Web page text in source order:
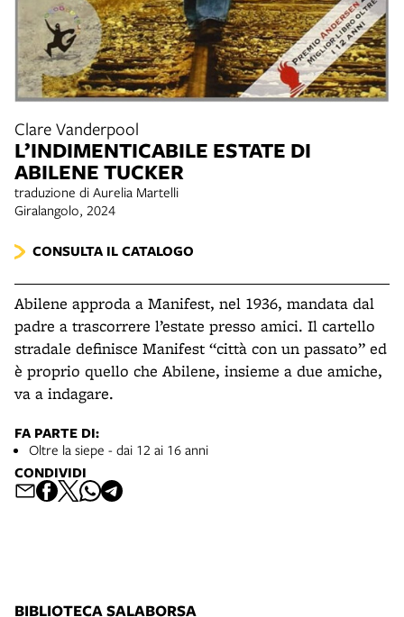
Clare Vanderpool
L’INDIMENTICABILE ESTATE DI
ABILENE TUCKER
traduzione di Aurelia Martelli
Giralangolo, 2024
CONSULTA IL CATALOGO
Abilene approda a Manifest, nel 1936, mandata dal
padre a trascorrere l’estate presso amici. Il cartello
stradale definisce Manifest “città con un passato” ed
è proprio quello che Abilene, insieme a due amiche,
va a indagare.
FA PARTE DI:
Oltre la siepe - dai 12 ai 16 anni
CONDIVIDI
BIBLIOTECA SALABORSA